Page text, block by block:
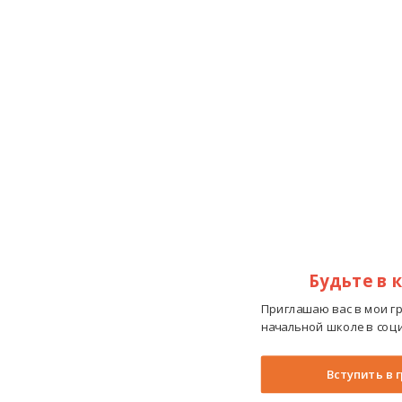
Будьте в
Приглашаю вас в мои
начальной школе в
Вступить в